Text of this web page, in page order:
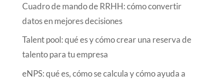
Cuadro de mando de RRHH: cómo convertir
datos en mejores decisiones
Talent pool: qué es y cómo crear una reserva de
talento para tu empresa
eNPS: qué es, cómo se calcula y cómo ayuda a